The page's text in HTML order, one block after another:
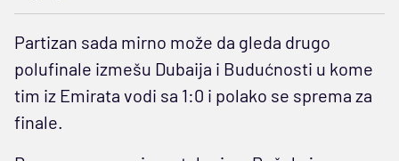
Partizan sada mirno može da gleda drugo
polufinale izmešu Dubaija i Budućnosti u kome
tim iz Emirata vodi sa 1:0 i polako se sprema za
finale.